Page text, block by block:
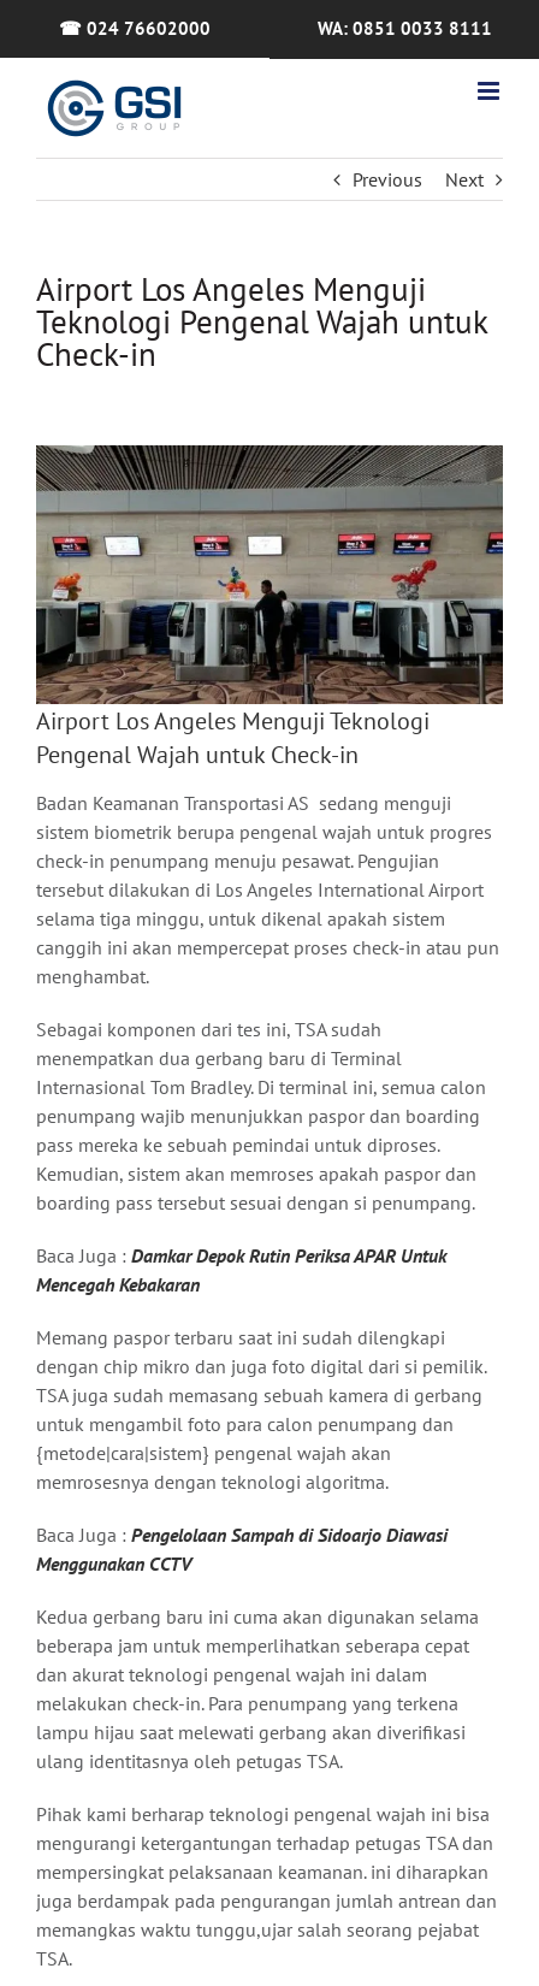
☎ 024 76602000 WA: 0851 0033 8111
Previous Next
Airport Los Angeles Menguji
Teknologi Pengenal Wajah untuk
Check-in
Airport Los Angeles Menguji Teknologi
Pengenal Wajah untuk Check-in
Badan Keamanan Transportasi AS sedang menguji
sistem biometrik berupa pengenal wajah untuk progres
check-in penumpang menuju pesawat. Pengujian
tersebut dilakukan di Los Angeles International Airport
selama tiga minggu, untuk dikenal apakah sistem
canggih ini akan mempercepat proses check-in atau pun
menghambat.
Sebagai komponen dari tes ini, TSA sudah
menempatkan dua gerbang baru di Terminal
Internasional Tom Bradley. Di terminal ini, semua calon
penumpang wajib menunjukkan paspor dan boarding
pass mereka ke sebuah pemindai untuk diproses.
Kemudian, sistem akan memroses apakah paspor dan
boarding pass tersebut sesuai dengan si penumpang.
Baca Juga : Damkar Depok Rutin Periksa APAR Untuk
Mencegah Kebakaran
Memang paspor terbaru saat ini sudah dilengkapi
dengan chip mikro dan juga foto digital dari si pemilik.
TSA juga sudah memasang sebuah kamera di gerbang
untuk mengambil foto para calon penumpang dan
{metode|cara|sistem} pengenal wajah akan
memrosesnya dengan teknologi algoritma.
Baca Juga : Pengelolaan Sampah di Sidoarjo Diawasi
Menggunakan CCTV
Kedua gerbang baru ini cuma akan digunakan selama
beberapa jam untuk memperlihatkan seberapa cepat
dan akurat teknologi pengenal wajah ini dalam
melakukan check-in. Para penumpang yang terkena
lampu hijau saat melewati gerbang akan diverifikasi
ulang identitasnya oleh petugas TSA.
Pihak kami berharap teknologi pengenal wajah ini bisa
mengurangi ketergantungan terhadap petugas TSA dan
mempersingkat pelaksanaan keamanan. ini diharapkan
juga berdampak pada pengurangan jumlah antrean dan
memangkas waktu tunggu,ujar salah seorang pejabat
TSA.